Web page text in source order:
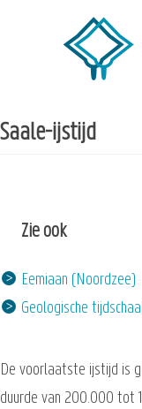
inhoud
Saale-ijstijd
Zie ook
Eemiaan (Noordzee)
Geologische
De voorlaatste ijstijd is
duurde van 200.000 tot